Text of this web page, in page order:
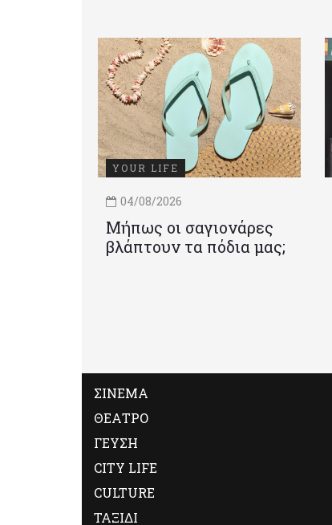
YOUR LIFE
04/08/2026
Μήπως οι σαγιονάρες
βλάπτουν τα πόδια μας;
ΣΙΝΕΜΑ
ΘΕΑΤΡΟ
ΓΕΥΣΗ
CITY LIFE
CULTURE
ΤΑΞΙΔΙ